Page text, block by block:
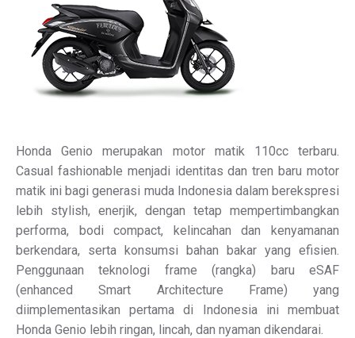
Honda Genio merupakan motor matik 110cc terbaru.
Casual fashionable menjadi identitas dan tren baru motor
matik ini bagi generasi muda Indonesia dalam berekspresi
lebih stylish, enerjik, dengan tetap mempertimbangkan
performa, bodi compact, kelincahan dan kenyamanan
berkendara, serta konsumsi bahan bakar yang efisien.
Penggunaan teknologi frame (rangka) baru eSAF
(enhanced Smart Architecture Frame) yang
diimplementasikan pertama di Indonesia ini membuat
Honda Genio lebih ringan, lincah, dan nyaman dikendarai.